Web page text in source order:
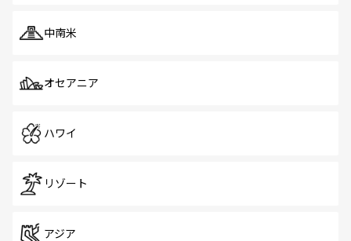
中南米
オセアニア
ハワイ
リゾート
アジア